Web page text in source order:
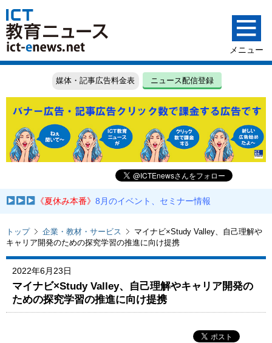
媒体・記事広告料金表 ニュース配信登録
《夏休み本番》8月のイベント、セミナー情報
トップ 企業・教材・サービス
マイナビ×Study Valley、自己理解や
キャリア開発のための探究学習の推進に向け提携
2022年6月23日
マイナビ×Study Valley、自己理解やキャリア開発の
ための探究学習の推進に向け提携